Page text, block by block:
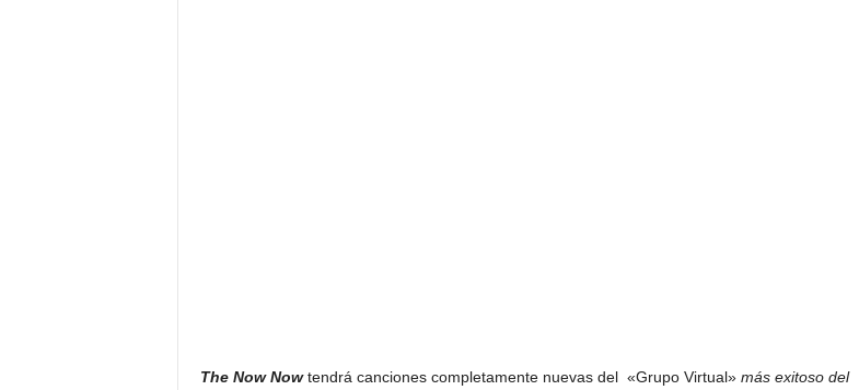
The Now Nowtendrá canciones completamente nuevas del «Grupo Virtual» más exitoso del